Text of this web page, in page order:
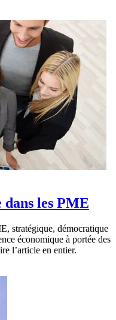
les PME
stratégique, démocratique
économique à portée des
l’article en entier.